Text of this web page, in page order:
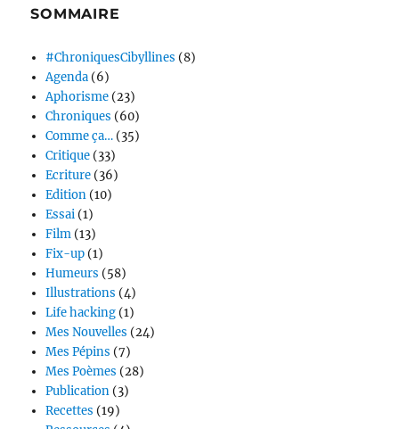
SOMMAIRE
#ChroniquesCibyllines (8)
Agenda(6)
Aphorisme(23)
Chroniques (60)
Comme ça…(35)
Critique(33)
Ecriture(36)
Edition(10)
Essai(1)
Film(13)
Fix-up(1)
Humeurs (58)
Illustrations (4)
Life hacking(1)
Mes Nouvelles (24)
Mes Pépins (7)
Mes Poèmes (28)
Publication(3)
Recettes (19)